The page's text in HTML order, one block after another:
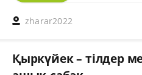
zharar2022
Қыркүйек – тілдер